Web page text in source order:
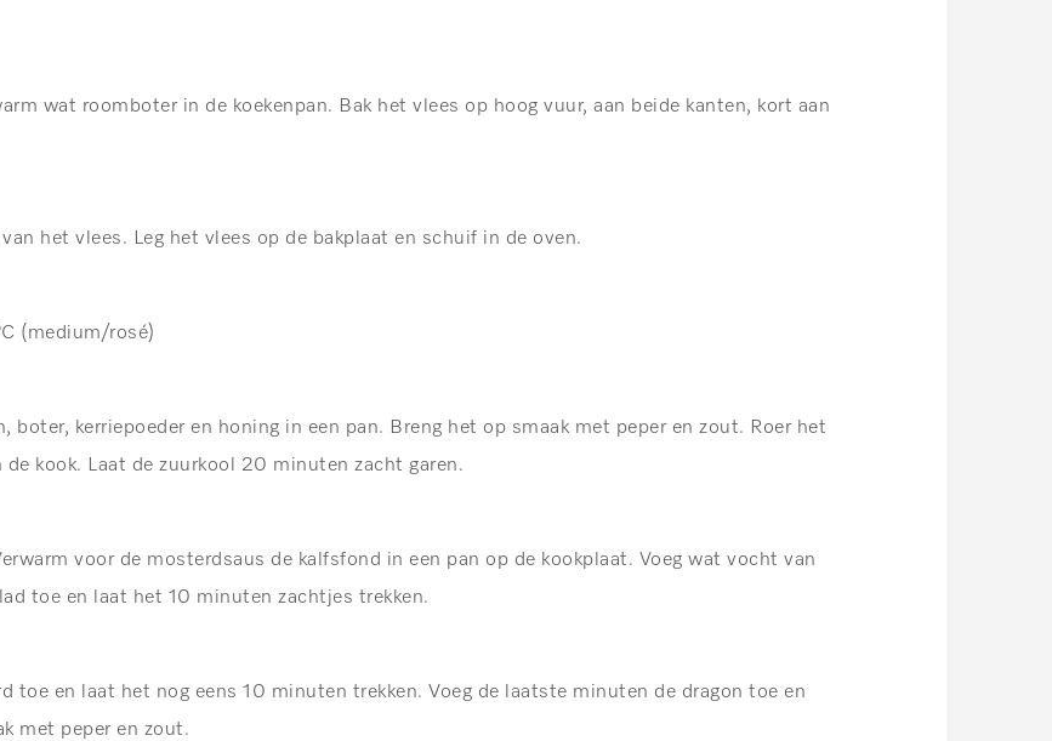
wat roomboter in de koekenpan. Bak het vlees op hoog vuur, aan beide kanten, kort aan
het vlees. Leg het vlees op de bakplaat en schuif in de oven.
(medium/rosé)
boter, kerriepoeder en honing in een pan. Breng het op smaak met peper en zout. Roer het
kook. Laat de zuurkool 20 minuten zacht garen.
voor de mosterdsaus de kalfsfond in een pan op de kookplaat. Voeg wat vocht van
toe en laat het 10 minuten zachtjes trekken.
toe en laat het nog eens 10 minuten trekken. Voeg de laatste minuten de dragon toe en
met peper en zout.